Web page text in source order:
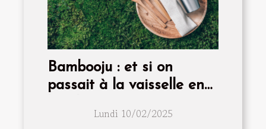
Bambooju : et si on
passait à la vaisselle en
Lundi 10/02/2025